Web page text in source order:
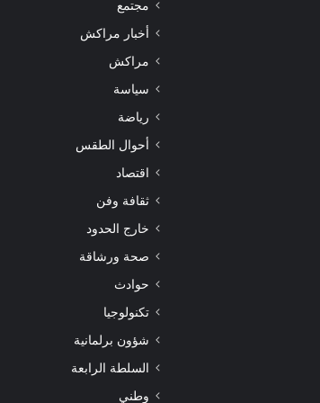
مجتمع
أخبار مراكش
مراكش
سياسة
رياضة
أحوال الطقس
اقتصاد
ثقافة وفن
خارج الحدود
صحة ورشاقة
حوادث
تكنولوجيا
شؤون برلمانية
السلطة الرابعة
وطني